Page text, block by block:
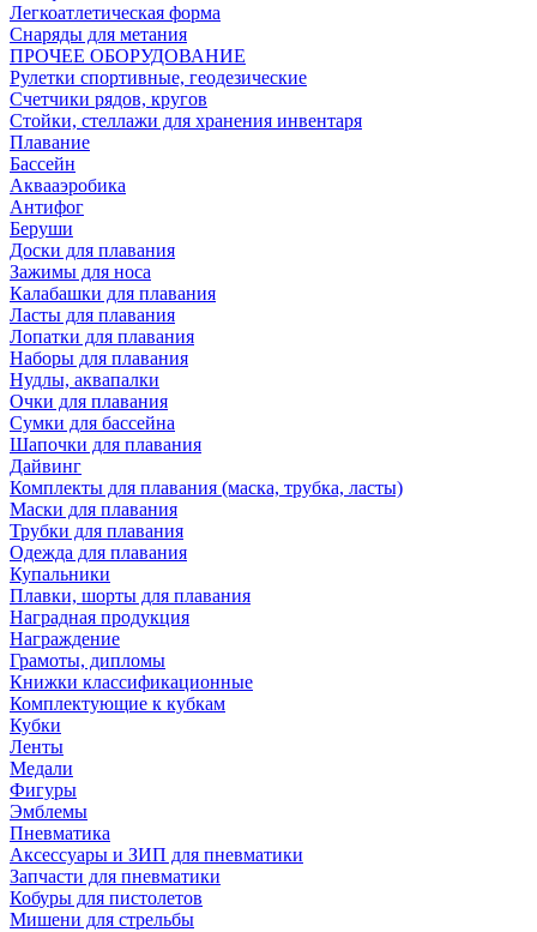
Легкоатлетическая форма
Снаряды для метания
ПРОЧЕЕ ОБОРУДОВАНИЕ
Рулетки спортивные, геодезические
Счетчики рядов, кругов
Стойки, стеллажи для хранения инвентаря
Плавание
Бассейн
Аквааэробика
Антифог
Беруши
Доски для плавания
Зажимы для носа
Калабашки для плавания
Ласты для плавания
Лопатки для плавания
Наборы для плавания
Нудлы, аквапалки
Очки для плавания
Сумки для бассейна
Шапочки для плавания
Дайвинг
Комплекты для плавания (маска, трубка, ласты)
Маски для плавания
Трубки для плавания
Одежда для плавания
Купальники
Плавки, шорты для плавания
Наградная продукция
Награждение
Грамоты, дипломы
Книжки классификационные
Комплектующие к кубкам
Кубки
Ленты
Медали
Фигуры
Эмблемы
Пневматика
Аксессуары и ЗИП для пневматики
Запчасти для пневматики
Кобуры для пистолетов
Мишени для стрельбы